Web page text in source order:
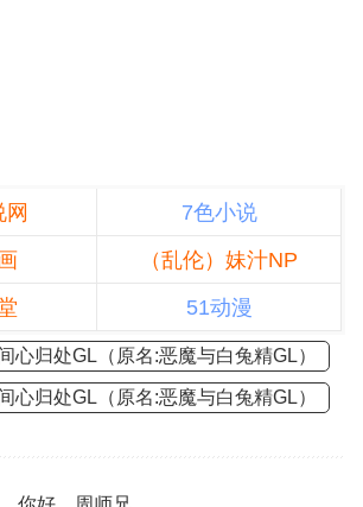
7色小说
（乱伦）妹汁NP
51动漫
心归处GL（原名:恶魔与白兔精GL）
心归处GL（原名:恶魔与白兔精GL）